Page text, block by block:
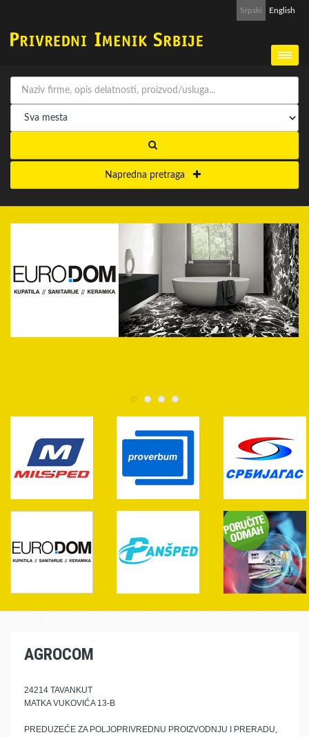
Srpski English
Napredna pretraga
AGROCOM
24214 TAVANKUT
MATKA VUKOVIĆA 13-B
PREDUZEĆE ZA POLJOPRIVREDNU PROIZVODNJU I PRERADU,